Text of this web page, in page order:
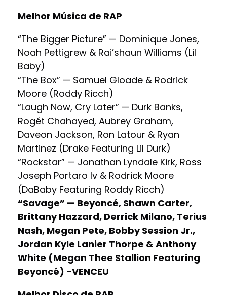
Melhor Música de RAP
“The Bigger Picture” — Dominique Jones,
Noah Pettigrew & Rai’shaun Williams (Lil
Baby)
“The Box” — Samuel Gloade & Rodrick
Moore (Roddy Ricch)
“Laugh Now, Cry Later” — Durk Banks,
Rogét Chahayed, Aubrey Graham,
Daveon Jackson, Ron Latour & Ryan
Martinez (Drake Featuring Lil Durk)
“Rockstar” — Jonathan Lyndale Kirk, Ross
Joseph Portaro Iv & Rodrick Moore
(DaBaby Featuring Roddy Ricch)
“Savage” — Beyoncé, Shawn Carter,
Brittany Hazzard, Derrick Milano, Terius
Nash, Megan Pete, Bobby Session Jr.,
Jordan Kyle Lanier Thorpe & Anthony
White (Megan Thee Stallion Featuring
Beyoncé) -VENCEU